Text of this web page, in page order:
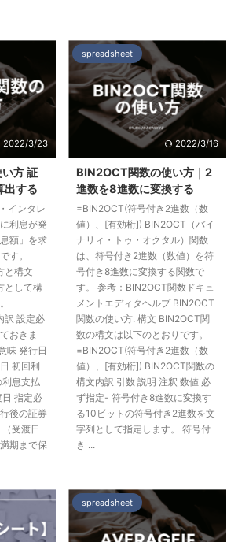
2022/3/23
方 証
出する
インタレ
利息が発
額」を求
す。
と構文
として構
訳 設定必
おきま
味 発行日
初回利
息支払
指定必
後の証券
受渡日
期まで保
spreadsheet
2022/3/16
BIN2OCT関数の使い方｜2
進数を8進数に変換する
=BIN2OCT(符号付き2進数（数
値）、[有効桁]) BIN2OCT（バイ
ナリィ・トゥ・オクタル）関数
は、符号付き2進数（数値）を符
号付き8進数に変換する関数で
す。 参考：BIN2OCT関数ドキュ
メントエディタヘルプ BIN2OCT
関数の使い方. 構文 BIN2OCT関
数の構文は以下のとおりです。
=BIN2OCT(符号付き2進数（数
値）、[有効桁]) BIN2OCT関数の
構文内訳 引数 説明 注釈 数値 必
ず指定- 符号付き8進数に変換す
る10ビットの符号付き2進数を文
字列として指定します。 符号付
き ...
spreadsheet